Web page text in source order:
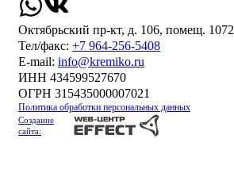
Октябрьский пр-кт, д. 106, помещ. 1072
Тел/факс: +7 964-256-5408
Е-mail: info@kremiko.ru
ИНН 434599527670
ОГРН 315435000007021
Политика обработки персональных данных
Создание
сайта: